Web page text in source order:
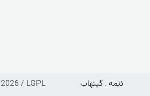
2026 / LGPL ئێمە . گیتهاب